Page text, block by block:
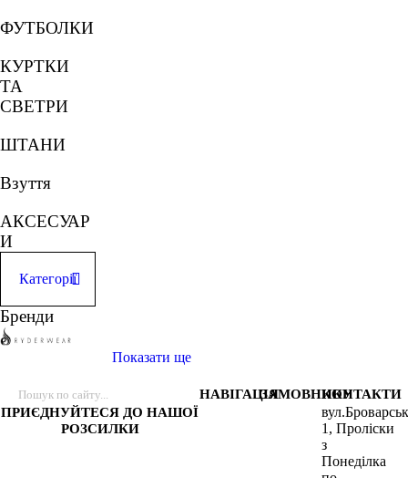
ФУТБОЛКИ
КУРТКИ
ТА
СВЕТРИ
ШТАНИ
Взуття
АКСЕСУАР
И
Категорії
ЛЕГІНСИ
СПОРТИВ
Бренди
Показати ще
ПРИЄДНУЙТЕСЯ ДО НАШОЇ
РОЗСИЛКИ
НАВІГАЦІЯЗАМОВНИКУКОНТАКТИ
1, Проліски
з
Понеділка